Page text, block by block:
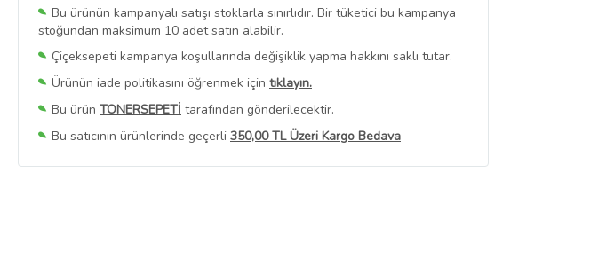
Bu ürünün kampanyalı satışı stoklarla sınırlıdır. Bir tüketici bu kampanya
stoğundan maksimum 10 adet satın alabilir.
Çiçeksepeti kampanya koşullarında değişiklik yapma hakkını saklı tutar.
Ürünün iade politikasını öğrenmek için tıklayın.
Bu ürün TONERSEPETİ tarafından gönderilecektir.
Bu satıcının ürünlerinde geçerli 350,00 TL Üzeri Kargo Bedava
Bu SatıcınınTüm Ürünlerini Görüntüle